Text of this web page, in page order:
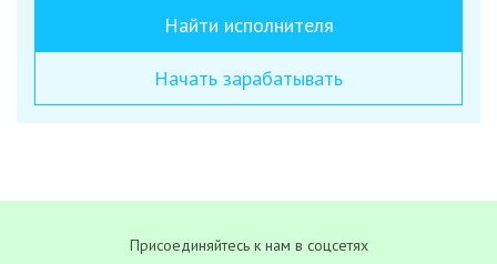
Найти исполнителя
Начать зарабатывать
Присоединяйтесь к нам в соцсетях